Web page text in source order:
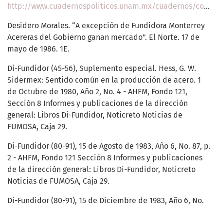
http://www.cuadernospoliticos.unam.mx/cuadernos/contenido/CP.47/CP47.5.JoseLuisCorreaVillanueva.pdf
Desidero Morales. “A excepción de Fundidora Monterrey
Acereras del Gobierno ganan mercado”. El Norte. 17 de
mayo de 1986. 1E.
Di-Fundidor (45-56), Suplemento especial. Hess, G. W.
Sidermex: Sentido común en la producción de acero. 1
de Octubre de 1980, Año 2, No. 4 - AHFM, Fondo 121,
Sección 8 Informes y publicaciones de la dirección
general: Libros Di-Fundidor, Noticreto Noticias de
FUMOSA, Caja 29.
Di-Fundidor (80-91), 15 de Agosto de 1983, Año 6, No. 87, p.
2 - AHFM, Fondo 121 Sección 8 Informes y publicaciones
de la dirección general: Libros Di-Fundidor, Noticreto
Noticias de FUMOSA, Caja 29.
Di-Fundidor (80-91), 15 de Diciembre de 1983, Año 6, No.